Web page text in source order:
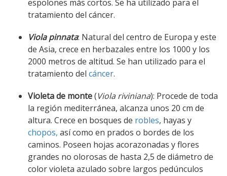
espolones más cortos. Se ha utilizado para el
tratamiento del cáncer.
Viola pinnata: Natural del centro de Europa y este
de Asia, crece en herbazales entre los 1000 y los
2000 metros de altitud. Se han utilizado para el
tratamiento del cáncer.
Violeta de monte(Viola riviniana): Procede de toda
la región mediterránea, alcanza unos 20 cm de
altura. Crece en bosques de robles, hayas y
chopos, así como en prados o bordes de los
caminos. Poseen hojas acorazonadas y flores
grandes no olorosas de hasta 2,5 de diámetro de
color violeta azulado sobre largos pedúnculos